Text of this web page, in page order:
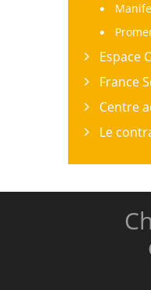
Espace
France
Centre
Le